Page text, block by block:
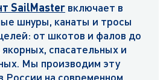
SailMaster включает в
шнуры, канаты и тросы
от шкотов и фалов до
спасательных и
Мы производим эту
России на современном